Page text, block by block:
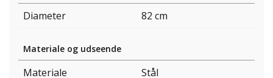
Diameter 82 cm
Materiale og udseende
Materiale
Stål